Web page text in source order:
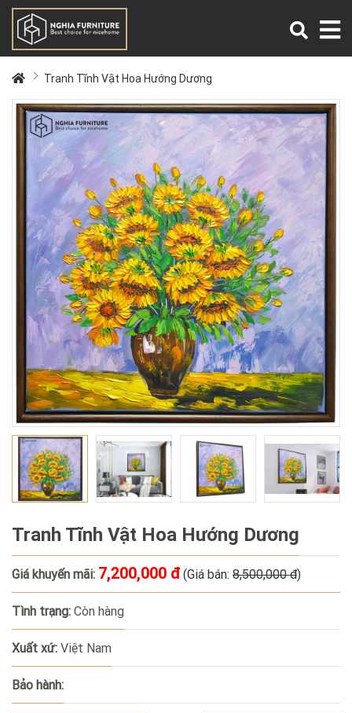
Tranh Tĩnh Vật Hoa Hướng Dương
Tranh Tĩnh Vật Hoa Hướng Dương
Giá khuyến mãi: 7,200,000 đ (Giá bán: 8,500,000 đ)
Tình trạng: Còn hàng
Xuất xứ: Việt Nam
Bảo hành: